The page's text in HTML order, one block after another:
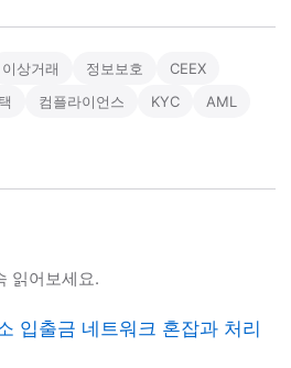
이상거래 정보보호
CEEX
컴플라이언스 KYC
AML
읽어보세요.
입출금 네트워크 혼잡과 처리